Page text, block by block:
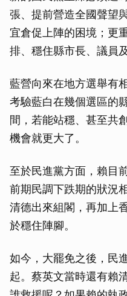
張、提前營造全國聲望
宜倉促上陣的困境；更
排、穩住縣市長、議員
藍營向來在地方選舉有
考驗藍白在幾個選區的
間，若能站穩、甚至共
機會就更大了。
至於民進黨方面，賴目
前期民調下跌期的狀況
清德出來組閣，再加上
於穩住陣腳。
如今，大罷免之後，民
起。蔡英文當時還有賴